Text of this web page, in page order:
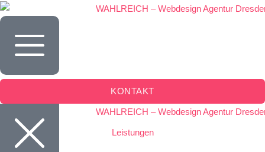
springen
KONTAKT
Leistungen